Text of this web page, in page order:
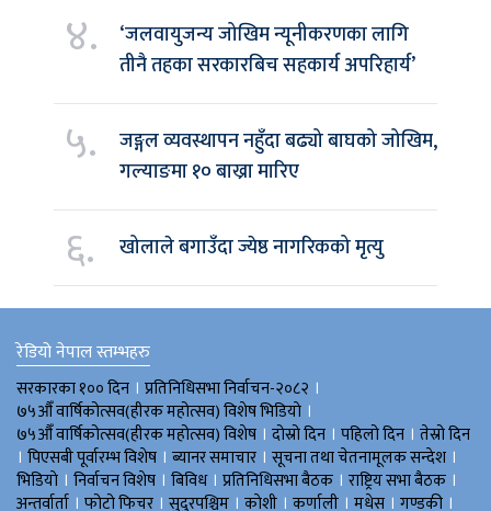
४.
‘जलवायुजन्य जोखिम न्यूनीकरणका लागि
तीनै तहका सरकारबिच सहकार्य अपरिहार्य’
५.
जङ्गल व्यवस्थापन नहुँदा बढ्यो बाघको जोखिम,
गल्याङमा १० बाख्रा मारिए
६. खोलाले बगाउँदा ज्येष्ठ नागरिकको मृत्यु
रेडियो नेपाल स्तम्भहरु
सरकारका १०० दिन । प्रतिनिधिसभा निर्वाचन-२०८२ ।
७५औँ वार्षिकोत्सव(हीरक महोत्सव) विशेष भिडियाे ।
७५औँ वार्षिकोत्सव(हीरक महोत्सव) विशेष । दोस्रो दिन । पहिलो दिन । तेस्रो दिन
। पिएसबी पूर्वारम्भ विशेष । ब्यानर समाचार । सूचना तथा चेतनामूलक सन्देश ।
भिडियाे । निर्वाचन विशेष । बिविध। प्रतिनिधिसभा बैठक । राष्ट्रिय सभा बैठक ।
अन्तर्वार्ता । फोटो फिचर । सुदुरपश्चिम । काेशी । कर्णाली । मधेस । गण्डकी ।